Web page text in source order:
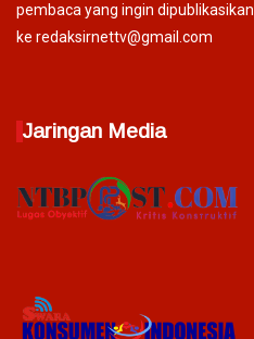
pembaca yang ingin
ke redaksirnettv@gmail.com
Jaringan Media